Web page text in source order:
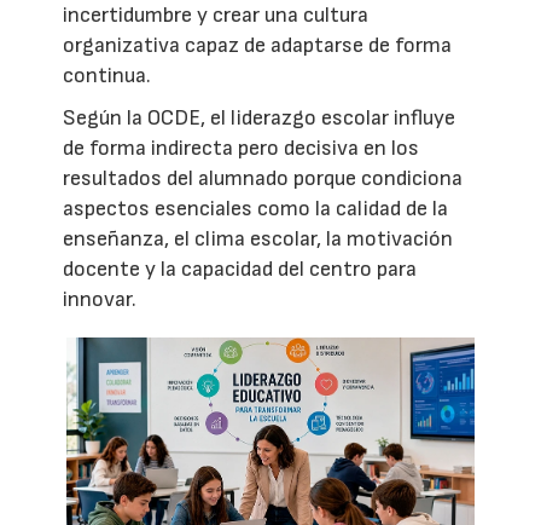
incertidumbre y crear una cultura
organizativa capaz de adaptarse de forma
continua.
Según la OCDE, el liderazgo escolar influye
de forma indirecta pero decisiva en los
resultados del alumnado porque condiciona
aspectos esenciales como la calidad de la
enseñanza, el clima escolar, la motivación
docente y la capacidad del centro para
innovar.